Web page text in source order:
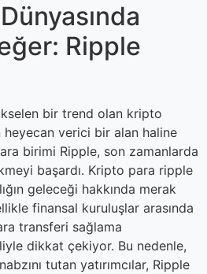
Ripple
bir trend olan kripto
heyecan verici bir alan haline
birimi Ripple, son zamanlarda
başardı. Kripto para ripple
geleceği hakkında merak
finansal kuruluşlar arasında
transferi sağlama
dikkat çekiyor. Bu nedenle,
tutan yatırımcılar, Ripple